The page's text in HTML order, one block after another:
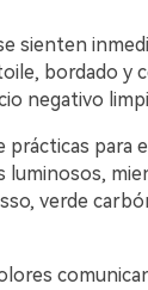
sienten
bordado y
negativo
para
luminosos,
verde